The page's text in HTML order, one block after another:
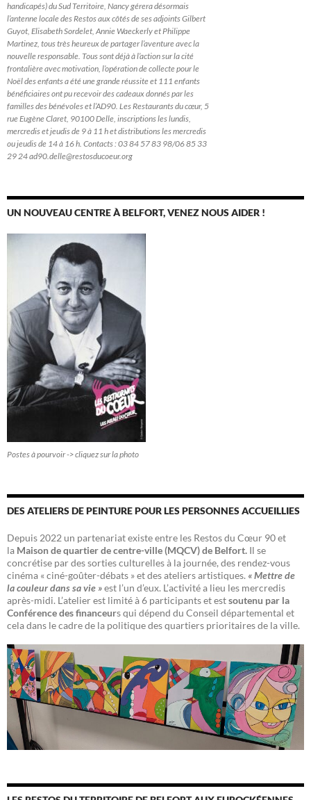
handicapés) du Sud Territoire, Nancy gérera désormais
l’antenne locale des Restos aux côtés de ses adjoints Gilbert
Guyot, Elisabeth Sordelet, Annie Waeckerly et Philippe
Martinez, tous très heureux de partager l’aventure avec la
nouvelle responsable. Tous sont déjà à l’action sur la cité
frontalière avec motivation, l’opération de collecte pour le
Noël des enfants a été une grande réussite et 111 enfants
bénéficiaires ont pu recevoir des cadeaux donnés par les
familles des bénévoles et l’AD90. Les Restaurants du cœur, 5
rue Eugène Claret, 90100 Delle, inscriptions les lundis,
mercredis et jeudis de 9 à 11 h et distributions les mercredis
ou jeudis de 14 à 16 h. Contacts : 03 84 57 83 98/06 85 33
29 24 ad90.delle@restosducoeur.org
UN NOUVEAU CENTRE À BELFORT, VENEZ NOUS AIDER !
Postes à pourvoir -> cliquez sur la photo
DES ATELIERS DE PEINTURE POUR LES PERSONNES ACCUEILLIES
Depuis 2022 un partenariat existe entre les Restos du Cœur 90 et
la Maison de quartier de centre-ville (MQCV) de Belfort. Il se
concrétise par des sorties culturelles à la journée, des rendez-vous
cinéma « ciné-goûter-débats » et des ateliers artistiques. « Mettre de
la couleur dans sa vie »est l’un d’eux. L’activité a lieu les mercredis
après-midi. L’atelier est limité à 6 participants et estsoutenu par la
Conférence des financeurs qui dépend du Conseil départemental et
cela dans le cadre de la politique des quartiers prioritaires de la ville.